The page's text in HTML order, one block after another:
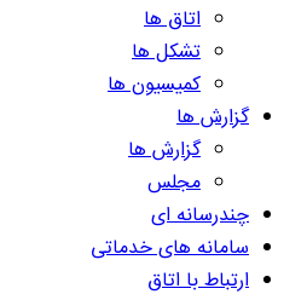
اتاق ها
تشکل ها
کمیسیون ها
گزارش ها
گزارش ها
مجلس
چندرسانه ای
سامانه های خدماتی
ارتباط با اتاق